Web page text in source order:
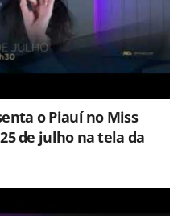
o Piauí no Miss
de julho na tela da